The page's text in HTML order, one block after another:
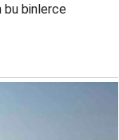
bu binlerce